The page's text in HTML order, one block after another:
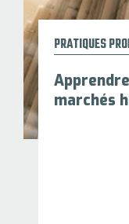
PRATIQUES
marchés